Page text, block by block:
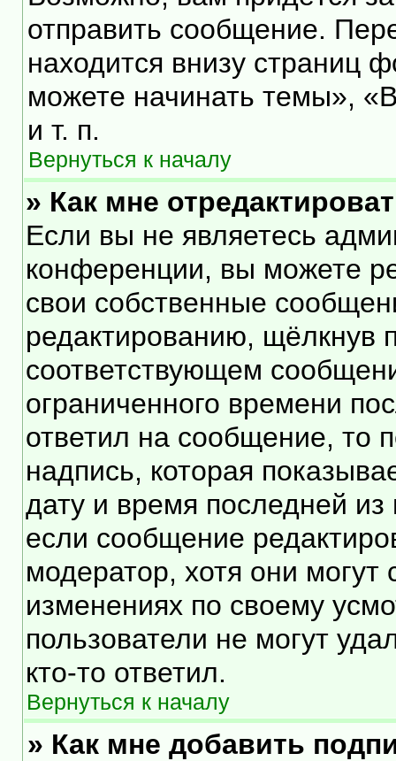
отправить сообщение.
находится внизу
можете начинать темы»,
и т. п.
Вернуться к началу
» Как мне
Если вы не являетесь
конференции, вы можете
свои собственные
редактированию, щёлкнув
соответствующем
ограниченного времени
ответил на сообщение, то
надпись, которая
дату и время последней
если сообщение
модератор, хотя они
изменениях по своему
пользователи не могут
кто-то ответил.
Вернуться к началу
» Как мне добавить